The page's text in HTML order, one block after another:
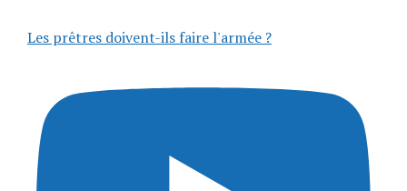
Les prêtres doivent-ils faire l'armée ?